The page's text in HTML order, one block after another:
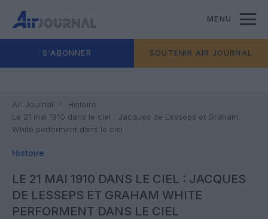
MENU
S'ABONNER SOUTENIR AIR JOURNAL
Air Journal
Histoire
Le 21 mai 1910 dans le ciel : Jacques de Lesseps et Graham
White performent dans le ciel
Histoire
LE 21 MAI 1910 DANS LE CIEL : JACQUES
DE LESSEPS ET GRAHAM WHITE
PERFORMENT DANS LE CIEL